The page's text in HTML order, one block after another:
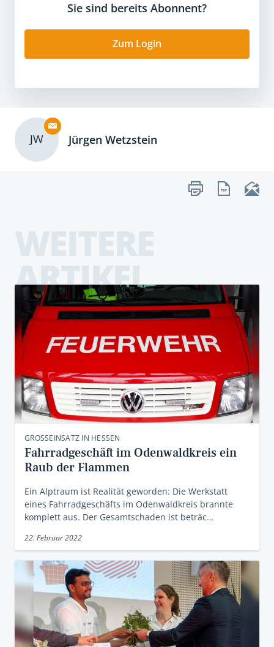
Sie sind bereits Abonnent?
Zum Login
JW Jürgen Wetzstein
ARTIKEL
GROSSEINSATZ IN HESSEN
Fahrradgeschäft im Odenwaldkreis ein
Raub der Flammen
Ein Alptraum ist Realität geworden: Die Werkstatt
eines Fahrradgeschäfts im Odenwaldkreis brannte
komplett aus. Der Gesamtschaden ist beträc…
22. Februar 2022